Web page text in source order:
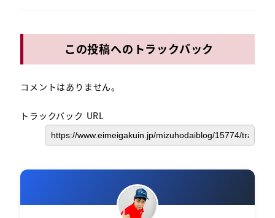
この投稿へのトラックバック
コメントはありません。
トラックバック URL